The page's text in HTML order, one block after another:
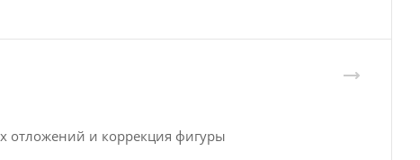
отложений и коррекция фигуры